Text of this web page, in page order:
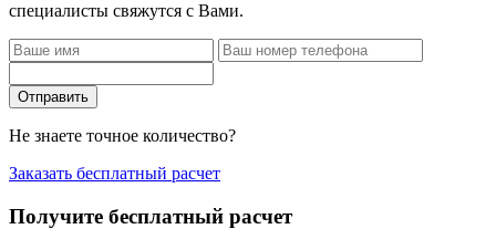
специалисты свяжутся с Вами.
Отправить
Не знаете точное количество?
Заказать бесплатный расчет
Получите бесплатный расчет